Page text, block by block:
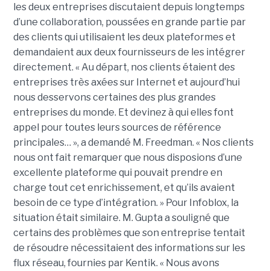
les deux entreprises discutaient depuis longtemps
d’une collaboration, poussées en grande partie par
des clients qui utilisaient les deux plateformes et
demandaient aux deux fournisseurs de les intégrer
directement. « Au départ, nos clients étaient des
entreprises très axées sur Internet et aujourd’hui
nous desservons certaines des plus grandes
entreprises du monde. Et devinez à qui elles font
appel pour toutes leurs sources de référence
principales… », a demandé M. Freedman. « Nos clients
nous ont fait remarquer que nous disposions d’une
excellente plateforme qui pouvait prendre en
charge tout cet enrichissement, et qu’ils avaient
besoin de ce type d’intégration. » Pour Infoblox, la
situation était similaire. M. Gupta a souligné que
certains des problèmes que son entreprise tentait
de résoudre nécessitaient des informations sur les
flux réseau, fournies par Kentik. « Nous avons